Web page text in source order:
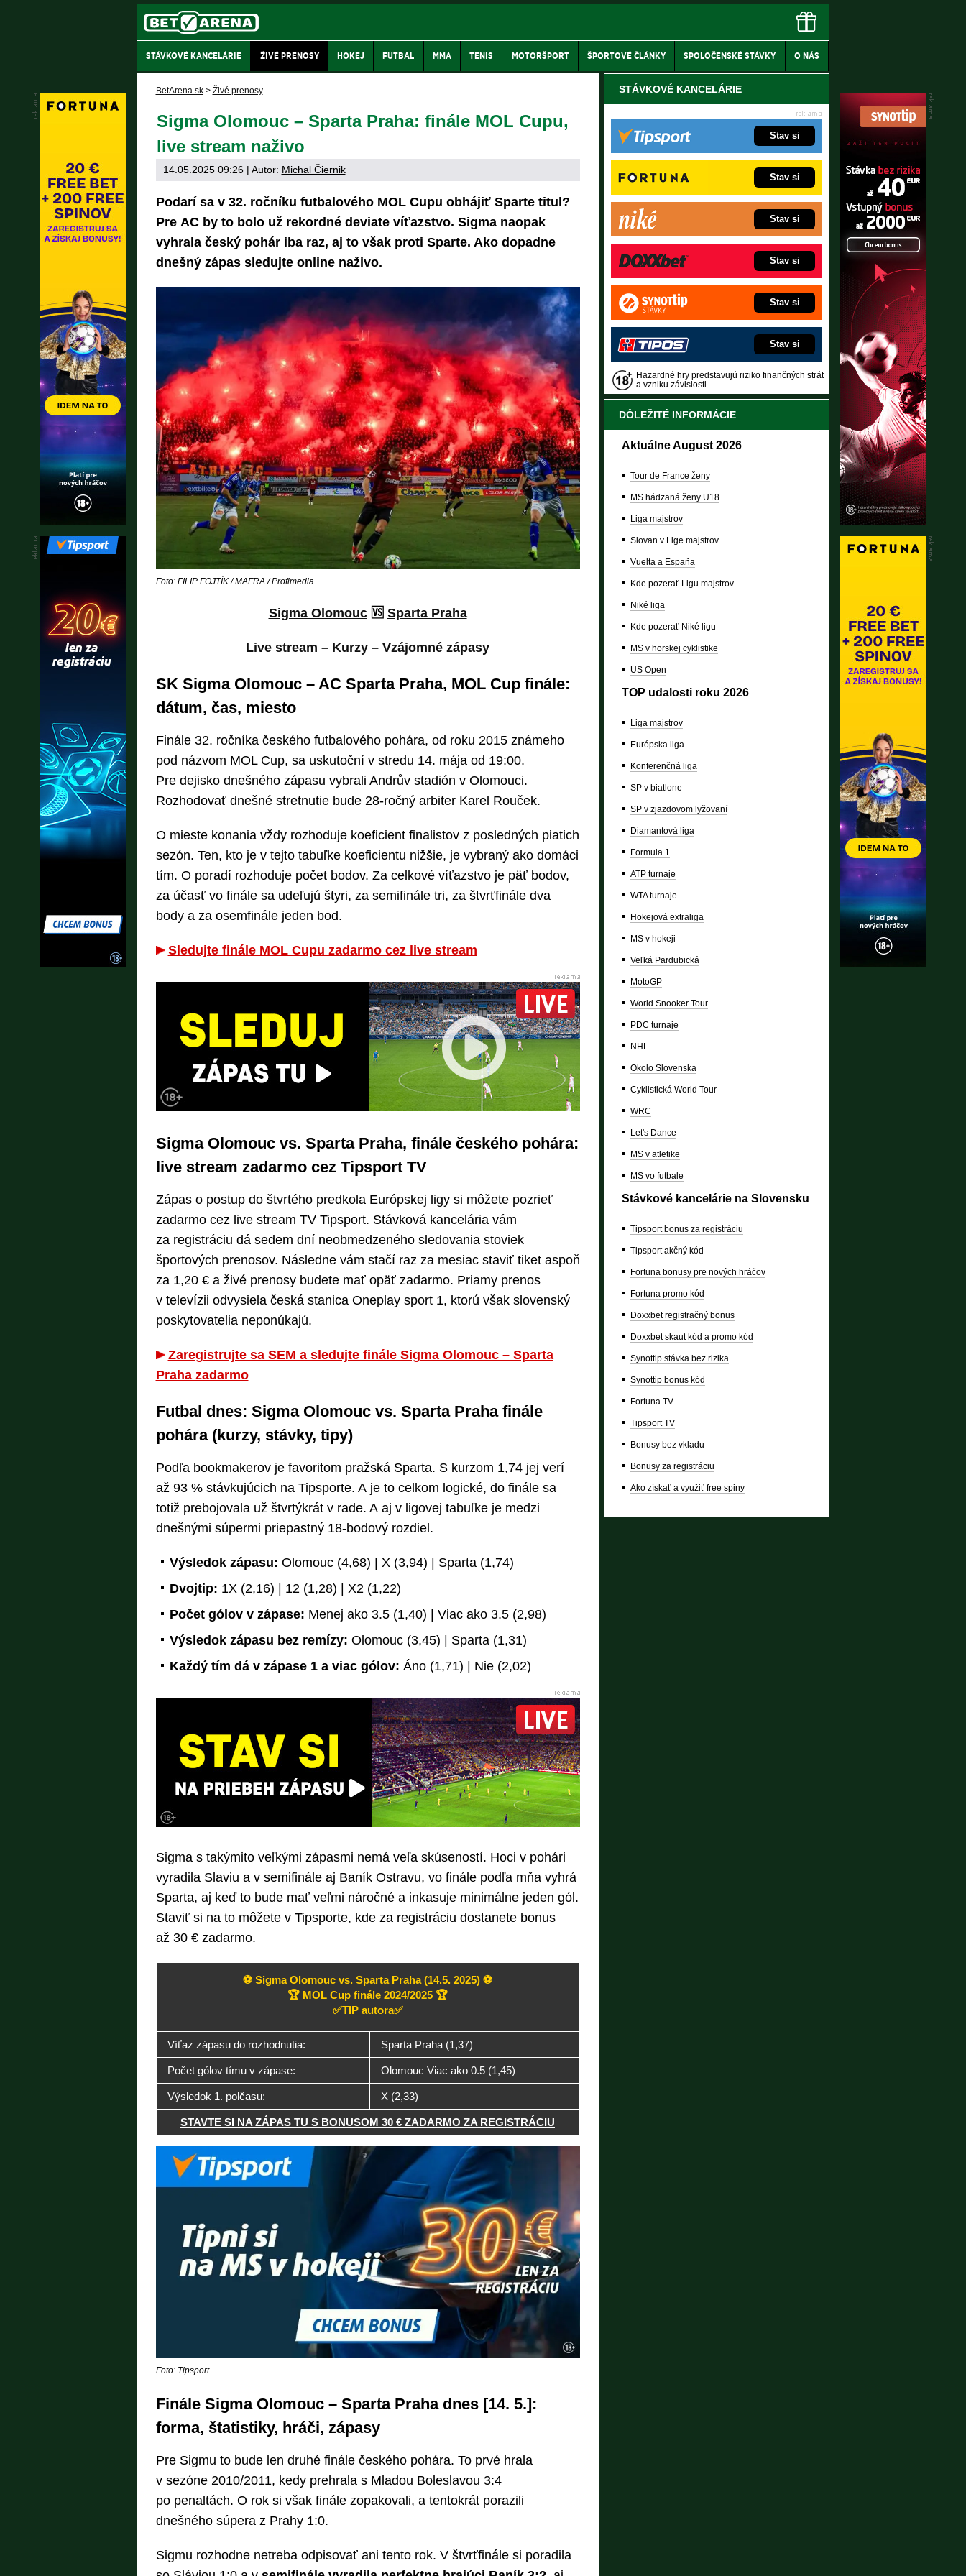
STÁVKOVÉ KANCELÁRIE ŽIVÉ PRENOSY HOKEJ FUTBAL MMA TENIS MOTORŠPORT ŠPORTOVÉ ČLÁNKY SPOLOČENSKÉ STÁVKY O NÁS
BetArena.sk > Živé prenosy
Sigma Olomouc – Sparta Praha: finále MOL Cupu,
live stream naživo
14.05.2025 09:26| Autor: Michal Čiernik
Podarí sa v 32. ročníku futbalového MOL Cupu obhájiť Sparte titul?
Pre AC by to bolo už rekordné deviate víťazstvo. Sigma naopak
vyhrala český pohár iba raz, aj to však proti Sparte. Ako dopadne
dnešný zápas sledujte online naživo.
Foto: FILIP FOJTÍK / MAFRA / Profimedia
Sigma Olomouc🆚 Sparta Praha
Live stream – Kurzy – Vzájomné zápasy
SK Sigma Olomouc – AC Sparta Praha, MOL Cup finále:
dátum, čas, miesto
Finále 32. ročníka českého futbalového pohára, od roku 2015 známeho
pod názvom MOL Cup, sa uskutoční v stredu 14. mája od 19:00.
Pre dejisko dnešného zápasu vybrali Andrův stadión v Olomouci.
Rozhodovať dnešné stretnutie bude 28-ročný arbiter Karel Rouček.
O mieste konania vždy rozhoduje koeficient finalistov z posledných piatich
sezón. Ten, kto je v tejto tabuľke koeficientu nižšie, je vybraný ako domáci
tím. O poradí rozhoduje počet bodov. Za celkové víťazstvo je päť bodov,
za účasť vo finále sa udeľujú štyri, za semifinále tri, za štvrťfinále dva
body a za osemfinále jeden bod.
Sledujte finále MOL Cupu zadarmo cez live stream
Sigma Olomouc vs. Sparta Praha, finále českého pohára:
live stream zadarmo cez Tipsport TV
Zápas o postup do štvrtého predkola Európskej ligy si môžete pozrieť
zadarmo cez live stream TV Tipsport. Stávková kancelária vám
za registráciu dá sedem dní neobmedzeného sledovania stoviek
športových prenosov. Následne vám stačí raz za mesiac staviť tiket aspoň
za 1,20 € a živé prenosy budete mať opäť zadarmo. Priamy prenos
v televízii odvysiela česká stanica Oneplay sport 1, ktorú však slovenský
poskytovatelia neponúkajú.
Zaregistrujte sa SEM a sledujte finále Sigma Olomouc – Sparta
Praha zadarmo
Futbal dnes: Sigma Olomouc vs. Sparta Praha finále
pohára (kurzy, stávky, tipy)
Podľa bookmakerov je favoritom pražská Sparta. S kurzom 1,74 jej verí
až 93 % stávkujúcich na Tipsporte. A je to celkom logické, do finále sa
totiž prebojovala už štvrtýkrát v rade. A aj v ligovej tabuľke je medzi
dnešnými súpermi priepastný 18-bodový rozdiel.
Výsledok zápasu: Olomouc (4,68) | X (3,94) | Sparta (1,74)
Dvojtip: 1X (2,16) | 12 (1,28) | X2 (1,22)
Počet gólov v zápase: Menej ako 3.5 (1,40) | Viac ako 3.5 (2,98)
Výsledok zápasu bez remízy: Olomouc (3,45) | Sparta (1,31)
Každý tím dá v zápase 1 a viac gólov: Áno (1,71) | Nie (2,02)
Sigma s takýmito veľkými zápasmi nemá veľa skúseností. Hoci v pohári
vyradila Slaviu a v semifinále aj Baník Ostravu, vo finále podľa mňa vyhrá
Sparta, aj keď to bude mať veľmi náročné a inkasuje minimálne jeden gól.
Staviť si na to môžete v Tipsporte, kde za registráciu dostanete bonus
až 30 € zadarmo.
⚽ Sigma Olomouc vs. Sparta Praha (14.5. 2025) ⚽
🏆 MOL Cup finále 2024/2025 🏆
✅TIP autora✅
Víťaz zápasu do rozhodnutia: Sparta Praha (1,37)
Počet gólov tímu v zápase: Olomouc Viac ako 0.5 (1,45)
Výsledok 1. polčasu: X (2,33)
STAVTE SI NA ZÁPAS TU S BONUSOM 30 € ZADARMO ZA REGISTRÁCIU
Foto: Tipsport
Finále Sigma Olomouc – Sparta Praha dnes [14. 5.]:
forma, štatistiky, hráči, zápasy
Pre Sigmu to bude len druhé finále českého pohára. To prvé hrala
v sezóne 2010/2011, kedy prehrala s Mladou Boleslavou 3:4
po penaltách. O rok si však finále zopakovali, a tentokrát porazili
dnešného súpera z Prahy 1:0.
Sigmu rozhodne netreba odpisovať ani tento rok. V štvrťfinále si poradila
STÁVKOVÉ KANCELÁRIE
Stav si
Stav si
Stav si
Stav si
Stav si
Stav si
Hazardné hry predstavujú riziko finančných strát
a vzniku závislosti.
DÔLEŽITÉ INFORMÁCIE
Aktuálne August 2026
Tour de France ženy
MS hádzaná ženy U18
Liga majstrov
Slovan v Lige majstrov
Vuelta a España
Kde pozerať Ligu majstrov
Niké liga
Kde pozerať Niké ligu
MS v horskej cyklistike
US Open
TOP udalosti roku 2026
Liga majstrov
Európska liga
Konferenčná liga
SP v biatlone
SP v zjazdovom lyžovaní
Diamantová liga
Formula 1
ATP turnaje
WTA turnaje
Hokejová extraliga
MS v hokeji
Veľká Pardubická
MotoGP
World Snooker Tour
PDC turnaje
NHL
Okolo Slovenska
Cyklistická World Tour
WRC
Let's Dance
MS v atletike
MS vo futbale
Stávkové kancelárie na Slovensku
Tipsport bonus za registráciu
Tipsport akčný kód
Fortuna bonusy pre nových hráčov
Fortuna promo kód
Doxxbet registračný bonus
Doxxbet skaut kód a promo kód
Synottip stávka bez rizika
Synottip bonus kód
Fortuna TV
Tipsport TV
Bonusy bez vkladu
Bonusy za registráciu
Ako získať a využiť free spiny